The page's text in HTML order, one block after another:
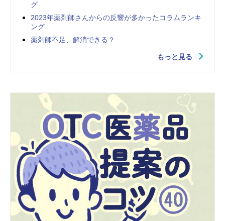
グ
2023年薬剤師さんからの反響が多かったコラムランキ
ング
薬剤師不足、解消できる？
もっと見る